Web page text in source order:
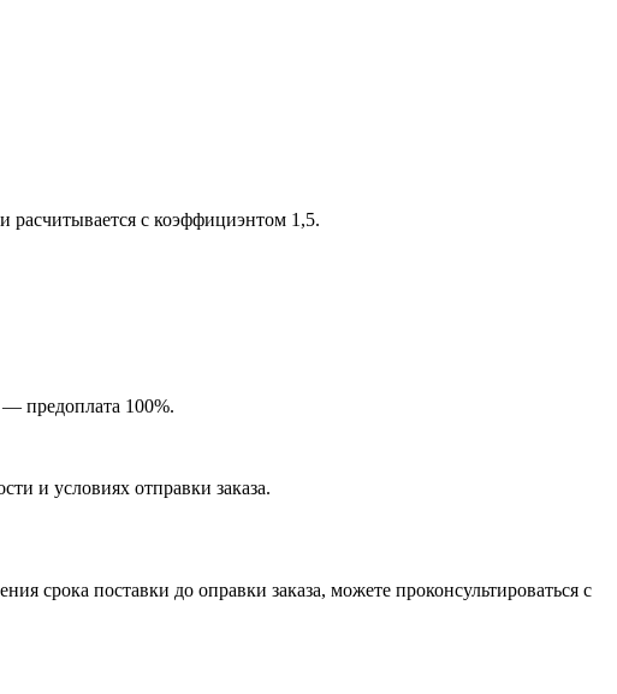
расчитывается с коэффициэнтом 1,5.
— предоплата 100%.
и условиях отправки заказа.
срока поставки до оправки заказа, можете проконсультироваться с